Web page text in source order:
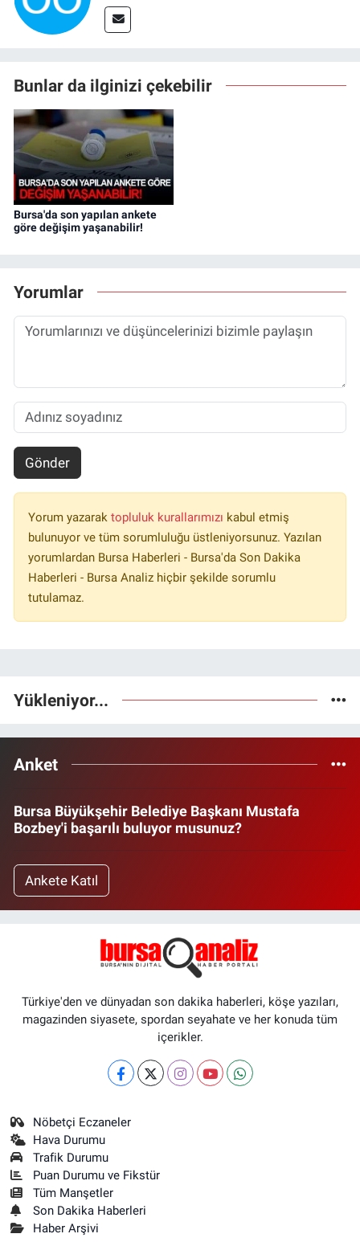
Bunlar da ilginizi çekebilir
Bursa'da son yapılan ankete
göre değişim yaşanabilir!
Yorumlar
Gönder
Yorum yazarak topluluk kurallarımızı kabul etmiş
bulunuyor ve tüm sorumluluğu üstleniyorsunuz. Yazılan
yorumlardan Bursa Haberleri - Bursa'da Son Dakika
Haberleri - Bursa Analiz hiçbir şekilde sorumlu
tutulamaz.
Yükleniyor...
Anket
Bursa Büyükşehir Belediye Başkanı Mustafa
Bozbey'i başarılı buluyor musunuz?
Ankete Katıl
Türkiye'den ve dünyadan son dakika haberleri, köşe yazıları,
magazinden siyasete, spordan seyahate ve her konuda tüm
içerikler.
Nöbetçi Eczaneler
Hava Durumu
Trafik Durumu
Puan Durumu ve Fikstür
Tüm Manşetler
Son Dakika Haberleri
Haber Arşivi